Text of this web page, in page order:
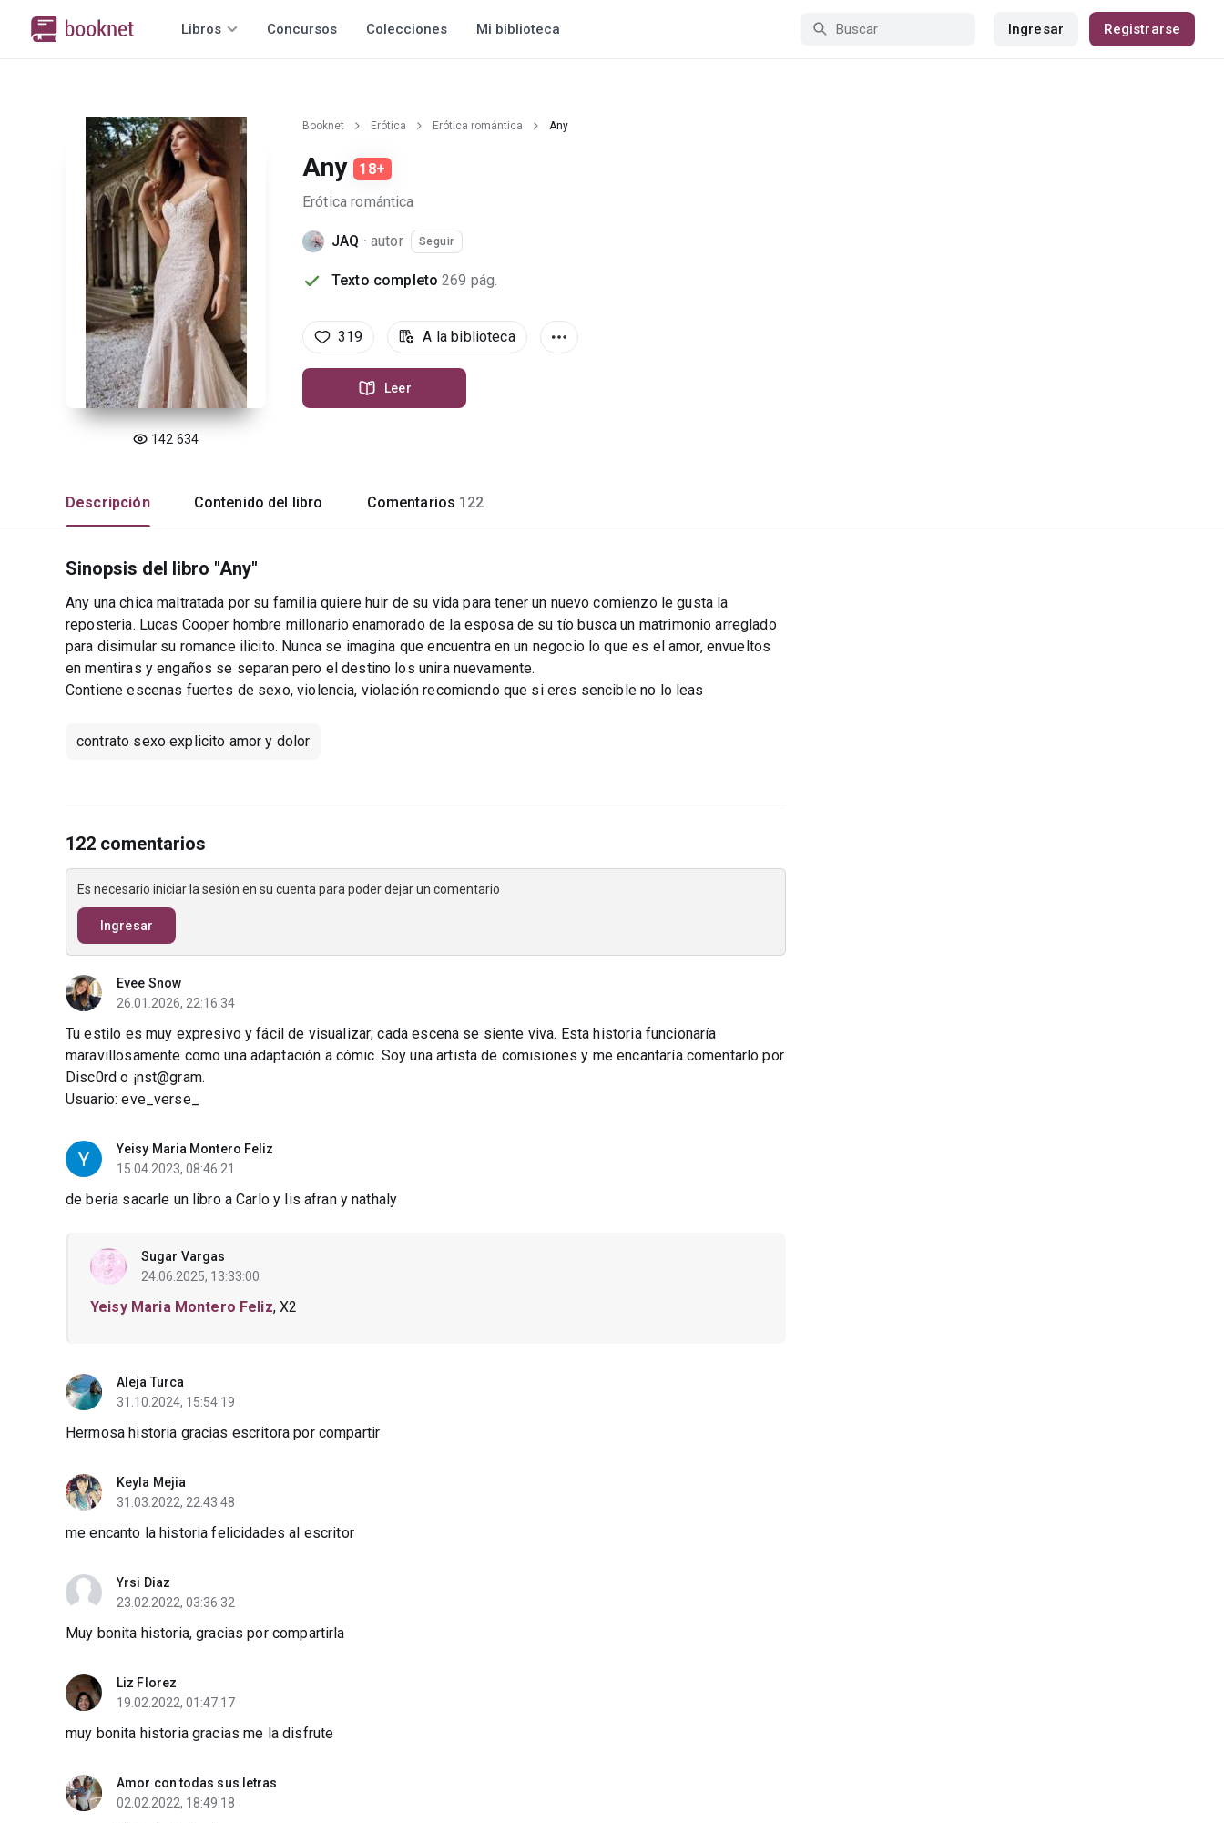
Libros Concursos Colecciones Mi biblioteca Ingresar Registrarse
142 634
Booknet Erótica Erótica romántica Any
Any
18+
Erótica romántica
JAQ · autor Seguir
Texto completo 269 pág.
319 A la biblioteca
Leer
Descripción Contenido del libro Comentarios 122
Sinopsis del libro "Any"
Any una chica maltratada por su familia quiere huir de su vida para tener un nuevo comienzo le gusta la
reposteria. Lucas Cooper hombre millonario enamorado de la esposa de su tío busca un matrimonio arreglado
para disimular su romance ilicito. Nunca se imagina que encuentra en un negocio lo que es el amor, envueltos
en mentiras y engaños se separan pero el destino los unira nuevamente.
Contiene escenas fuertes de sexo, violencia, violación recomiendo que si eres sencible no lo leas
contrato sexo explicito amor y dolor
122 comentarios
Es necesario iniciar la sesión en su cuenta para poder dejar un comentario
Ingresar
Evee Snow
26.01.2026, 22:16:34
Tu estilo es muy expresivo y fácil de visualizar; cada escena se siente viva. Esta historia funcionaría
maravillosamente como una adaptación a cómic. Soy una artista de comisiones y me encantaría comentarlo por
Disc0rd o ¡nst@gram.
Usuario: eve_verse_
Yeisy Maria Montero Feliz
15.04.2023, 08:46:21
de beria sacarle un libro a Carlo y lis afran y nathaly
Sugar Vargas
24.06.2025, 13:33:00
Yeisy Maria Montero Feliz, X2
Aleja Turca
31.10.2024, 15:54:19
Hermosa historia gracias escritora por compartir
Keyla Mejia
31.03.2022, 22:43:48
me encanto la historia felicidades al escritor
Yrsi Diaz
23.02.2022, 03:36:32
Muy bonita historia, gracias por compartirla
Liz Florez
19.02.2022, 01:47:17
muy bonita historia gracias me la disfrute
Amor con todas sus letras
02.02.2022, 18:49:18